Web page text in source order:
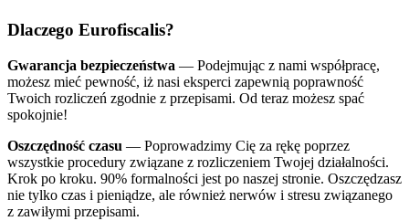
Dlaczego Eurofiscalis?
Gwarancja bezpieczeństwa — Podejmując z nami współpracę,
możesz mieć pewność, iż nasi eksperci zapewnią poprawność
Twoich rozliczeń zgodnie z przepisami. Od teraz możesz spać
spokojnie!
Oszczędność czasu — Poprowadzimy Cię za rękę poprzez
wszystkie procedury związane z rozliczeniem Twojej działalności.
Krok po kroku. 90% formalności jest po naszej stronie. Oszczędzasz
nie tylko czas i pieniądze, ale również nerwów i stresu związanego
z zawiłymi przepisami.